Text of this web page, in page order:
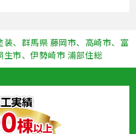
、群馬県 藤岡市、高崎市、富
市、伊勢崎市 浦部住総